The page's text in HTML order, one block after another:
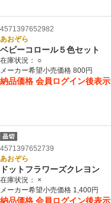
4571397652982
あおぞら
ベビーコロール５色セット
在庫状況：
○
メーカー希望小売価格 800円
納品価格 会員ログイン後表示
4571397652739
あおぞら
ドットフラワーズクレヨン
在庫状況：
×
メーカー希望小売価格 1,400円
納品価格 会員ログイン後表示